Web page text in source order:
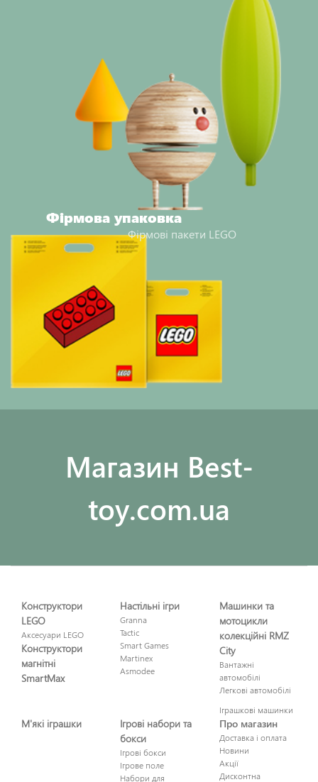
Фірмова упаковка
Фірмові пакети LEGO
Maгазин Best-
toy.com.ua
Конструктори
LEGO
Аксесуари LEGO
Конструктори
магнітні
SmartMax
Настільні ігри
Granna
Tactic
Smart Games
Martinex
Asmodee
Машинки та
мотоцикли
колекційні RMZ
City
Вантажні
автомобілі
Легкові автомобілі
Іграшкові машинки
М'які іграшки
Ігрові набори та
бокси
Ігрові бокси
Ігрове поле
Набори для
Про магазин
Доставка і оплата
Новини
Акції
Дисконтна